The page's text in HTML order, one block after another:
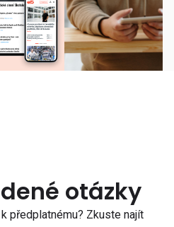
otázky
předplatnému? Zkuste najít